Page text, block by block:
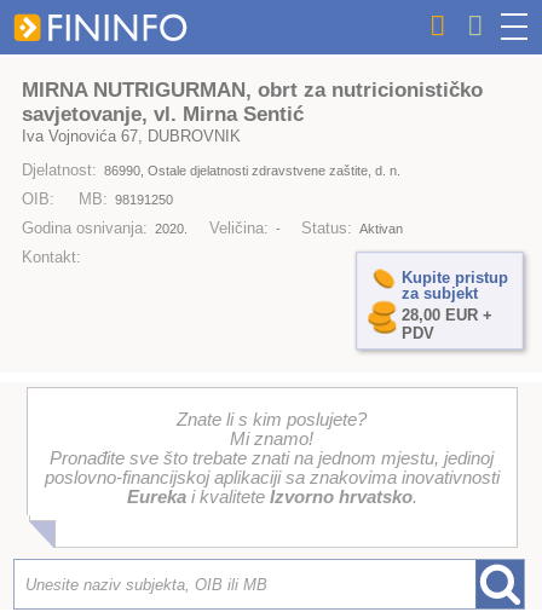
MIRNA NUTRIGURMAN, obrt za nutricionističko
savjetovanje, vl. Mirna Sentić
Iva Vojnovića 67, DUBROVNIK
Djelatnost: 86990, Ostale djelatnosti zdravstvene zaštite, d. n.
OIB: MB: 98191250
Godina osnivanja: 2020. Veličina: - Status: Aktivan
Kontakt:
Kupite pristup
za subjekt
28,00 EUR +
PDV
Znate li s kim poslujete?
Mi znamo!
Pronađite sve što trebate znati na jednom mjestu, jedinoj
poslovno-financijskoj aplikaciji sa znakovima inovativnosti
Eurekai kvalitete Izvorno hrvatsko.